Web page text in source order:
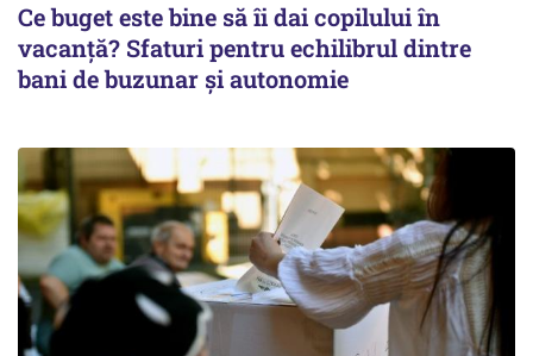
Ce buget este bine să îi dai copilului în
vacanță? Sfaturi pentru echilibrul dintre
bani de buzunar și autonomie